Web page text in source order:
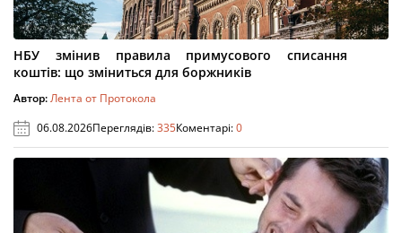
НБУ змінив правила примусового списання
коштів: що зміниться для боржників
Автор:Лента от Протокола
06.08.2026Переглядів:335Коментарі:0